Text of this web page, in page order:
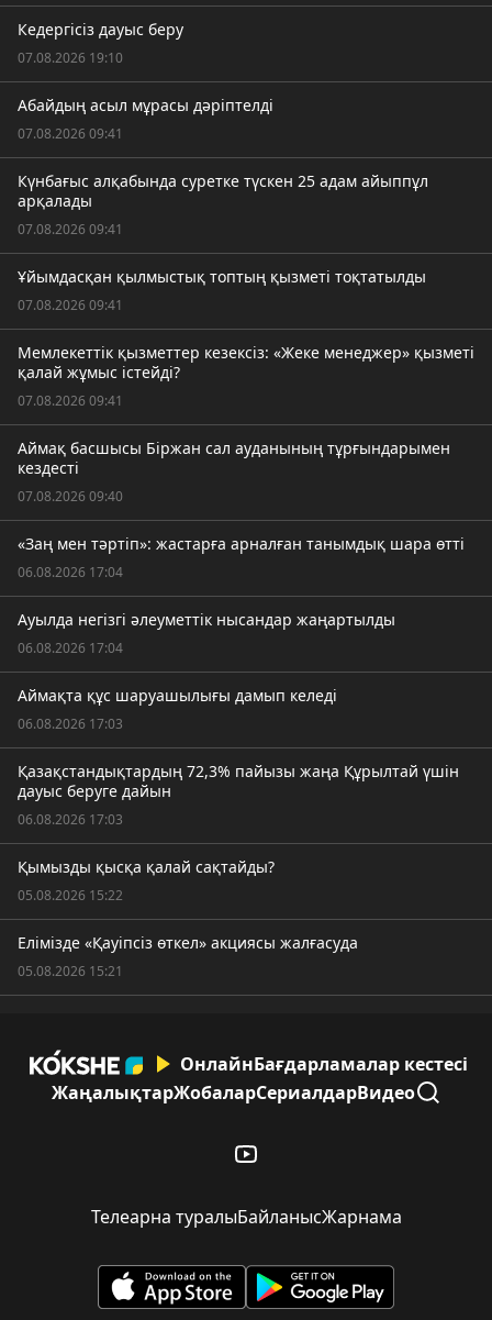
Кедергісіз дауыс беру
07.08.2026 19:10
Абайдың асыл мұрасы дәріптелді
07.08.2026 09:41
Күнбағыс алқабында суретке түскен 25 адам айыппұл
арқалады
07.08.2026 09:41
Ұйымдасқан қылмыстық топтың қызметі тоқтатылды
07.08.2026 09:41
Мемлекеттік қызметтер кезексіз: «Жеке менеджер» қызметі
қалай жұмыс істейді?
07.08.2026 09:41
Аймақ басшысы Біржан сал ауданының тұрғындарымен
кездесті
07.08.2026 09:40
«Заң мен тәртіп»: жастарға арналған танымдық шара өтті
06.08.2026 17:04
Ауылда негізгі әлеуметтік нысандар жаңартылды
06.08.2026 17:04
Аймақта құс шаруашылығы дамып келеді
06.08.2026 17:03
Қазақстандықтардың 72,3% пайызы жаңа Құрылтай үшін
дауыс беруге дайын
06.08.2026 17:03
Қымызды қысқа қалай сақтайды?
05.08.2026 15:22
Елімізде «Қауіпсіз өткел» акциясы жалғасуда
05.08.2026 15:21
ОнлайнБағдарламалар кестесі
ЖаңалықтарЖобаларСериалдарВидео
Телеарна туралыБайланысЖарнама